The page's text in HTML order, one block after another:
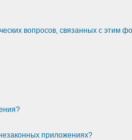
вопросов, связанных с этим
приложениях?